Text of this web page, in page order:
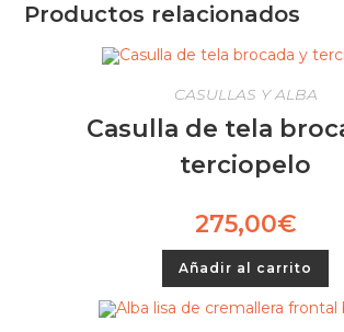
Productos relacionados
CASULLAS Y ALBA
Casulla de tela
terciopelo
275,00€
Añadir al carrito